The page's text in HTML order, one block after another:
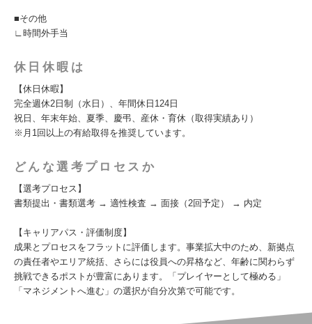
■その他
∟時間外手当
休日休暇は
【休日休暇】
完全週休2日制（水日）、年間休日124日
祝日、年末年始、夏季、慶弔、産休・育休（取得実績あり）
※月1回以上の有給取得を推奨しています。
どんな選考プロセスか
【選考プロセス】
書類提出・書類選考 → 適性検査 → 面接（2回予定） → 内定
【キャリアパス・評価制度】
成果とプロセスをフラットに評価します。事業拡大中のため、新拠点
の責任者やエリア統括、さらには役員への昇格など、年齢に関わらず
挑戦できるポストが豊富にあります。「プレイヤーとして極める」
「マネジメントへ進む」の選択が自分次第で可能です。